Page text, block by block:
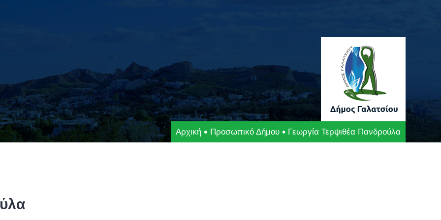
Αρχική Προσωπικό Δήμου Γεωργία Τερψιθέα Πανδρούλα